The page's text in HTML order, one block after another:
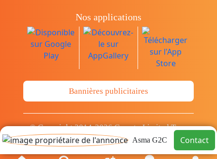
Asma G2C Contact
Nos applications
Bannières publicitaires
© Copyright 2014-2026 Cava.tn Limited Tous
les droits sont réservés.